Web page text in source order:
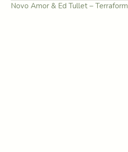
Novo Amor & Ed Tullet – Terraform